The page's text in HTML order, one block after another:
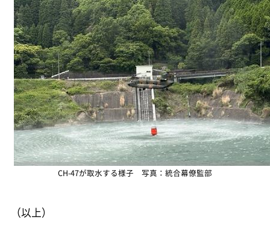
CH-47が取水する様子 写真：統合幕僚監部
（以上）